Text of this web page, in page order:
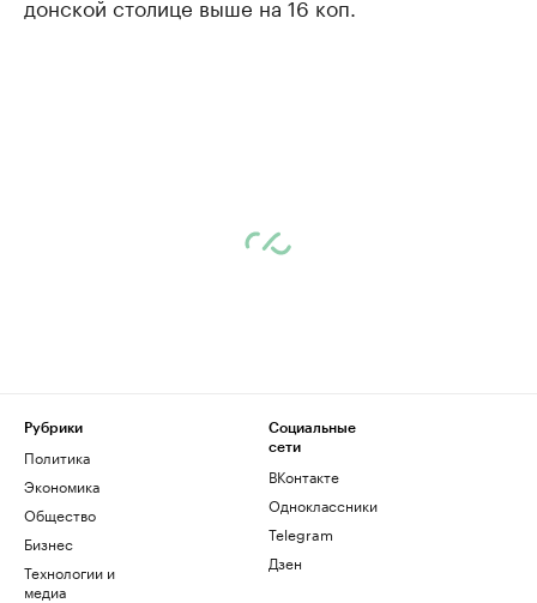
Рубрики
Политика
Экономика
Общество
Бизнес
Технологии и
медиа
Социальные
сети
ВКонтакте
Одноклассники
Telegram
Дзен